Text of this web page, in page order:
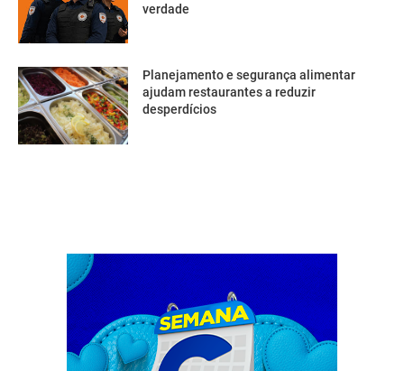
verdade
Planejamento e segurança alimentar
ajudam restaurantes a reduzir
desperdícios